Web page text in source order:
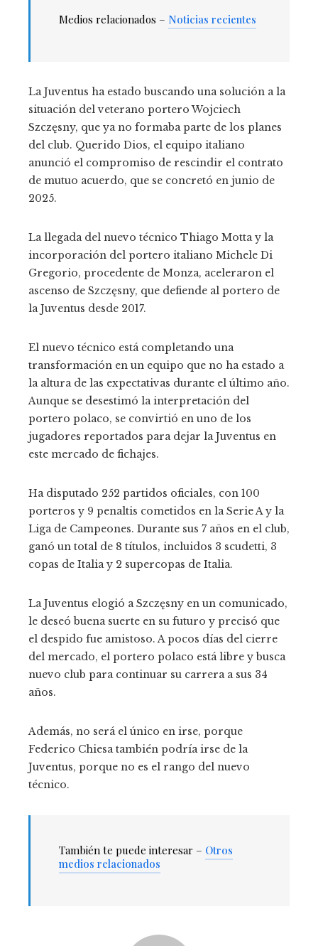
Medios relacionados – Noticias recientes
La Juventus ha estado buscando una solución a la
situación del veterano portero Wojciech
Szczęsny, que ya no formaba parte de los planes
del club. Querido Dios, el equipo italiano
anunció el compromiso de rescindir el contrato
de mutuo acuerdo, que se concretó en junio de
2025.
La llegada del nuevo técnico Thiago Motta y la
incorporación del portero italiano Michele Di
Gregorio, procedente de Monza, aceleraron el
ascenso de Szczęsny, que defiende al portero de
la Juventus desde 2017.
El nuevo técnico está completando una
transformación en un equipo que no ha estado a
la altura de las expectativas durante el último año.
Aunque se desestimó la interpretación del
portero polaco, se convirtió en uno de los
jugadores reportados para dejar la Juventus en
este mercado de fichajes.
Ha disputado 252 partidos oficiales, con 100
porteros y 9 penaltis cometidos en la Serie A y la
Liga de Campeones. Durante sus 7 años en el club,
ganó un total de 8 títulos, incluidos 3 scudetti, 3
copas de Italia y 2 supercopas de Italia.
La Juventus elogió a Szczęsny en un comunicado,
le deseó buena suerte en su futuro y precisó que
el despido fue amistoso. A pocos días del cierre
del mercado, el portero polaco está libre y busca
nuevo club para continuar su carrera a sus 34
años.
Además, no será el único en irse, porque
Federico Chiesa también podría irse de la
Juventus, porque no es el rango del nuevo
técnico.
También te puede interesar – Otros
medios relacionados